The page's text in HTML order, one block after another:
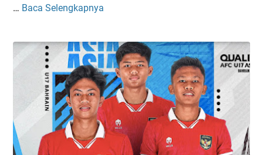
a
P
i
a
l
a
D
u
n
H
u
s
B
e
r
d
a
m
… Baca Selengkapnya
k
L
i
v
e
S
t